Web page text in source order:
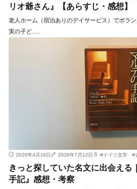
リオ爺さん』【あらすじ・感想】
老人ホーム（宿泊ありのデイサービス）でボラン
実の子ど……
2020年4月18日 2026年7月12日 #ドイツ文学 #
きっと探していた名文に出会える
手記』感想・考察